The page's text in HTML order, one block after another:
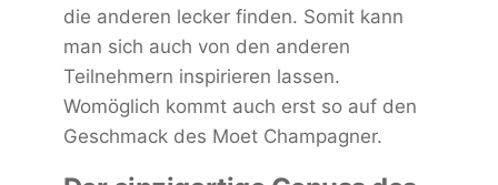
die anderen lecker finden. Somit kann
man sich auch von den anderen
Teilnehmern inspirieren lassen.
Womöglich kommt auch erst so auf den
Geschmack des Moet Champagner.